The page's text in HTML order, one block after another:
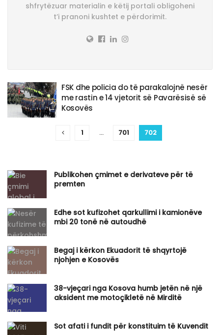
shfrytëzuar materialin e këtij portali obligoheni
t’i pranoni kushtet e përdorimit.
FSK dhe policia do të parakalojnë nesër
me rastin e 14 vjetorit së Pavarësisë së
Kosovës
1 … 701 702
Publikohen çmimet e derivateve për të
premten
​Edhe sot kufizohet qarkullimi i kamionëve
mbi 20 tonë në autoudhë
Begaj i kërkon Ekuadorit të shqyrtojë
njohjen e Kosovës
​38-vjeçari nga Kosova humb jetën në një
aksident me motoçikletë në Mirditë
Sot afati i fundit për konstituim të Kuvendit